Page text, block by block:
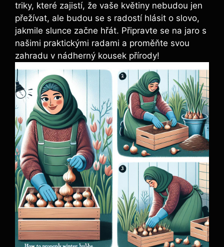
triky, které zajistí, že vaše květiny nebudou jen
přežívat, ale budou se s radostí hlásit o slovo,
jakmile slunce začne hřát. Připravte se na jaro s
našimi praktickými radami a proměňte svou
zahradu v nádherný kousek přírody!